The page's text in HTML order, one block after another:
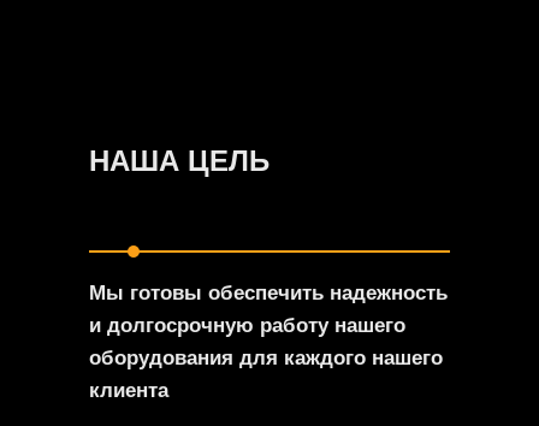
НАША ЦЕЛЬ
Мы готовы обеспечить надежность
и долгосрочную работу нашего
оборудования для каждого нашего
клиента